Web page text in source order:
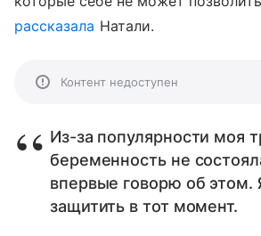
рассказала Натали.
Контент недоступен
Из-за популярности моя
беременность не
впервые говорю об этом.
защитить в тот момент.